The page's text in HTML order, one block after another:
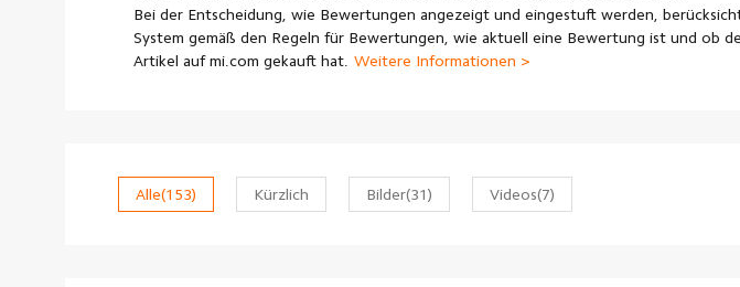
Bei der Entscheidung, wie Bewertungen angezeigt und eingestuft werden,
System gemäß den Regeln für Bewertungen, wie aktuell eine Bewertung ist und ob
Artikel auf mi.com gekauft hat.
Weitere Informationen >
Alle(153) Kürzlich Bilder(31) Videos(7)